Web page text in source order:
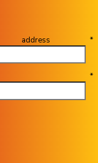
address *
*